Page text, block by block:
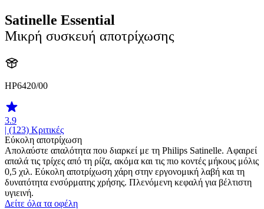
Satinelle Essential
Μικρή συσκευή αποτρίχωσης
HP6420/00
3.9
| (123) Κριτικές
Εύκολη αποτρίχωση
Απολαύστε απαλότητα που διαρκεί με τη Philips Satinelle. Αφαιρεί
απαλά τις τρίχες από τη ρίζα, ακόμα και τις πιο κοντές μήκους μόλις
0,5 χιλ. Εύκολη αποτρίχωση χάρη στην εργονομική λαβή και τη
δυνατότητα ενσύρματης χρήσης. Πλενόμενη κεφαλή για βέλτιστη
υγιεινή.
Δείτε όλα τα οφέλη